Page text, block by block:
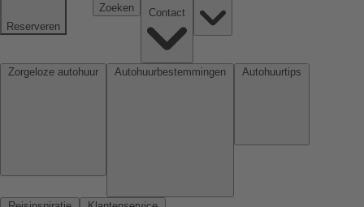
Reserveren
Zoeken